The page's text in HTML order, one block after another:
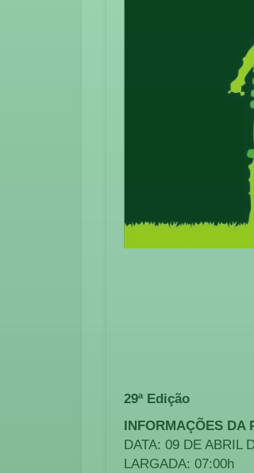
29ª Edição
INFORMAÇÕES DA
DATA: 09 DE ABRIL
LARGADA: 07:00h